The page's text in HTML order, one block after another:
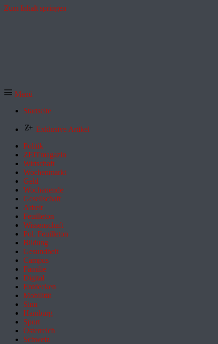
Zum Inhalt springen
Menü
Startseite
Exklusive Artikel
Politik
ZEITmagazin
Wirtschaft
Wochenmarkt
Geld
Wochenende
Gesellschaft
Arbeit
Feuilleton
Wissenschaft
Pol. Feuilleton
Bildung
Gesundheit
Campus
Familie
Digital
Entdecken
Mobilität
Sinn
Hamburg
Sport
Österreich
Schweiz